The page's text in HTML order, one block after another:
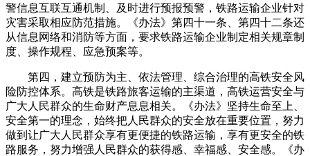
警信息互联互通机制、及时进行预报预警，铁路运输企业针对
灾害采取相应防范措施。《办法》第四十一条、第四十二条还
从信息网络和消防等方面，要求铁路运输企业制定相关规章制
度、操作规程、应急预案等。
第四，建立预防为主、依法管理、综合治理的高铁安全风
险防控体系。高铁是铁路旅客运输的主渠道，高铁运营安全与
广大人民群众的生命财产息息相关。《办法》坚持生命至上、
安全第一的理念，始终把人民群众的安全放在重要位置，努力
做到让广大人民群众享有更便捷的铁路运输，享有更安全的铁
路服务，努力增强人民群众的获得感、幸福感、安全感。《办